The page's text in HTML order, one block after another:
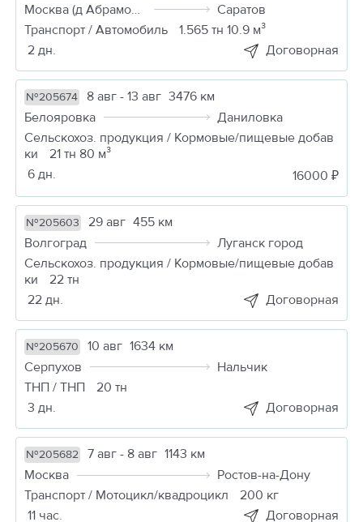
Москва (д Абрамовка)
Саратов
Транспорт / Автомобиль
1.565 тн 10.9 м³
2 дн.
Договорная
№205674 8 авг - 13 авг 3476 км
Белояровка
Даниловка
Сельскохоз. продукция / Кормовые/пищевые добав
ки
21 тн 80 м³
6 дн.
16000 ₽
№205603 29 авг 455 км
Волгоград
Луганск город
Сельскохоз. продукция / Кормовые/пищевые добав
ки
22 тн
22 дн.
Договорная
№205670 10 авг 1634 км
Серпухов
Нальчик
ТНП / ТНП
20 тн
3 дн.
Договорная
№205682 7 авг - 8 авг 1143 км
Москва
Ростов-на-Дону
Транспорт / Мотоцикл/квадроцикл
200 кг
11 час.
Договорная